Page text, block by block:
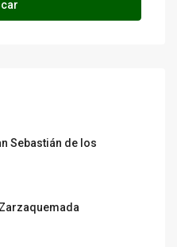
Sebastián de los